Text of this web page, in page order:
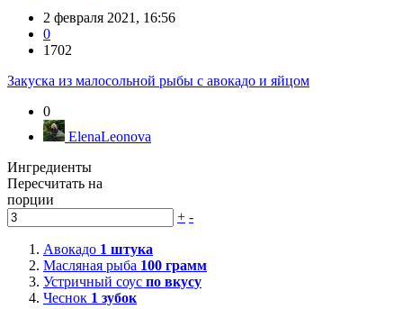
2 февраля 2021, 16:56
0
1702
Закуска из малосольной рыбы с авокадо и яйцом
0
ElenaLeonova
Ингредиенты
Пересчитать на
порции
+ -
Авокадо 1 штука
Масляная рыба 100 грамм
Устричный соус по вкусу
Чеснок 1 зубок